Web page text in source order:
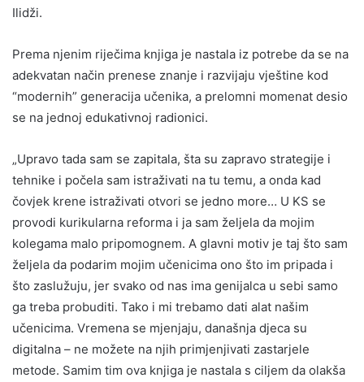
Ilidži.
Prema njenim riječima knjiga je nastala iz potrebe da se na
adekvatan način prenese znanje i razvijaju vještine kod
“modernih” generacija učenika, a prelomni momenat desio
se na jednoj edukativnoj radionici.
„Upravo tada sam se zapitala, šta su zapravo strategije i
tehnike i počela sam istraživati na tu temu, a onda kad
čovjek krene istraživati otvori se jedno more… U KS se
provodi kurikularna reforma i ja sam željela da mojim
kolegama malo pripomognem. A glavni motiv je taj što sam
željela da podarim mojim učenicima ono što im pripada i
što zaslužuju, jer svako od nas ima genijalca u sebi samo
ga treba probuditi. Tako i mi trebamo dati alat našim
učenicima. Vremena se mjenjaju, današnja djeca su
digitalna – ne možete na njih primjenjivati zastarjele
metode. Samim tim ova knjiga je nastala s ciljem da olakša